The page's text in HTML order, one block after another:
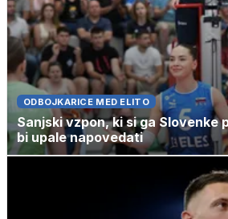
ODBOJKARICE MED ELITO
Sanjski vzpon, ki si ga Slovenke
bi upale napovedati